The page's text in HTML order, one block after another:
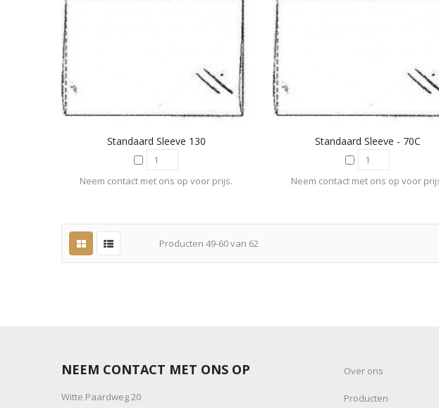
Standaard Sleeve 130
Neem contact met ons op voor prijs.
Standaard Sleeve - 70C
Neem contact met ons op voor
Producten 49-60van 62
NEEM CONTACT MET ONS OP
Witte Paardweg 20
Over ons
Producten